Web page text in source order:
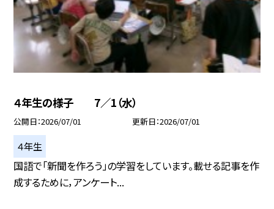
４年生の様子 7／1（水）
公開日 2026/07/01 更新日 2026/07/01
４年生
国語で「新聞を作ろう」の学習をしています。載せる記事を作
成するために，アンケート...